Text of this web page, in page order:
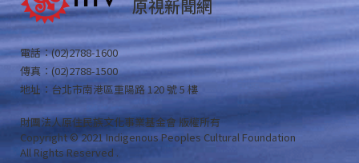
原視新聞網
電話：(02)2788-1600
傳真：(02)2788-1500
地址：台北市南港區重陽路 120 號 5 樓
財團法人原住民族文化事業基金會 版權所有
Copyright © 2021 Indigenous Peoples Cultural Foundation
All Rights Reserved .